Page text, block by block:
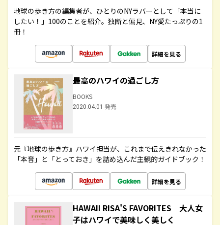
地球の歩き方の編集者が、ひとりのNYラバーとして「本当に
したい！」100のことを紹介。独断と偏見、NY愛たっぷりの1
冊！
詳細を見る
最高のハワイの過ごし方
BOOKS
2020.04.01 発売
元『地球の歩き方』ハワイ担当が、これまで伝えきれなかった
「本音」と「とっておき」を詰め込んだ主観的ガイドブック！
詳細を見る
HAWAII RISA'S FAVORITES 大人女
子はハワイで美味しく美しく